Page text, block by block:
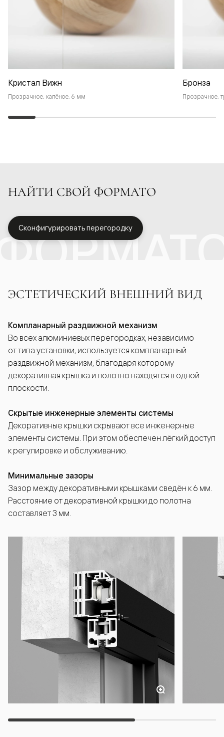
Кристал Вижн
Прозрачное, калёное, 6 мм
Бронза
Прозрачное,
НАЙТИ СВОЙ ФОРМАТО
Сконфигурировать перегородку
ЭСТЕТИЧЕСКИЙ ВНЕШНИЙ ВИД
Компланарный раздвижной механизм
Во всех алюминиевых перегородках, независимо
от типа установки, используется компланарный
раздвижной механизм, благодаря которому
декоративная крышка и полотно находятся в одной
плоскости.
Скрытые инженерные элементы системы
Декоративные крышки скрывают все инженерные
элементы системы. При этом обеспечен лёгкий доступ
к регулировке и обслуживанию.
Минимальные зазоры
Зазор между декоративными крышками сведён к 6 мм.
Расстояние от декоративной крышки до полотна
составляет 3 мм.